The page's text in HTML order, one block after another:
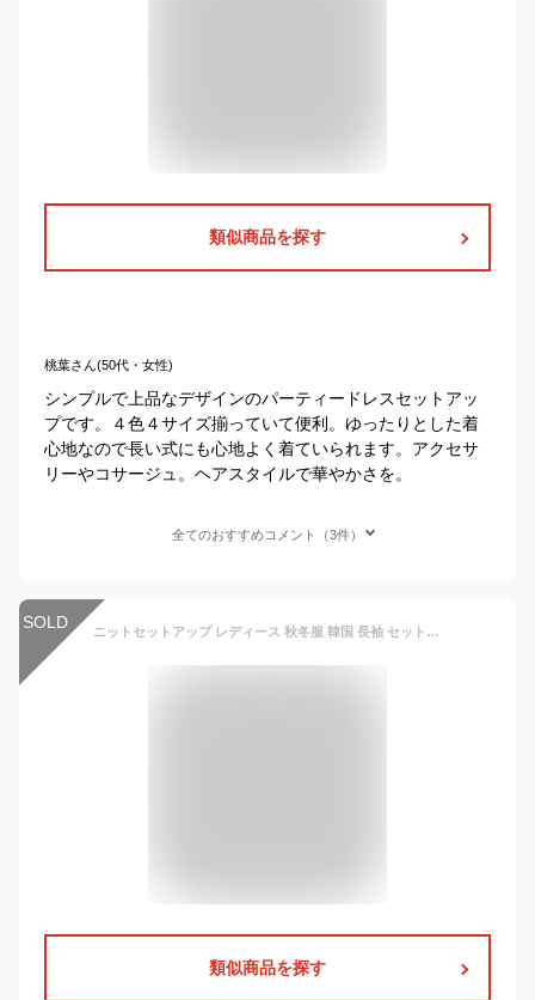
類似商品を探す
桃葉さん(50代・女性)
シンプルで上品なデザインのパーティードレスセットアッ
プです。４色４サイズ揃っていて便利。ゆったりとした着
心地なので長い式にも心地よく着ていられます。アクセサ
リーやコサージュ。ヘアスタイルで華やかさを。
全てのおすすめコメント（3件）
SOLD ニットセットアップ レディース 秋冬服 韓国 長袖 セットアップ ニットトップス ニットワイトパンツ 上下セット 大人 アンサンブル キャリアウーマン
類似商品を探す